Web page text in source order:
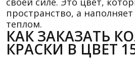
пространство, а
теплом.
КАК ЗАКАЗАТЬ
КРАСКИ В ЦВЕТ